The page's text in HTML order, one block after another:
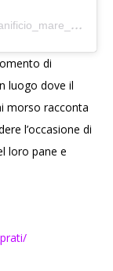
A
post shared by Panificio Marè Prati (@panificio_mare_prati)
di
luogo dove il
morso racconta
l’occasione di
loro pane e